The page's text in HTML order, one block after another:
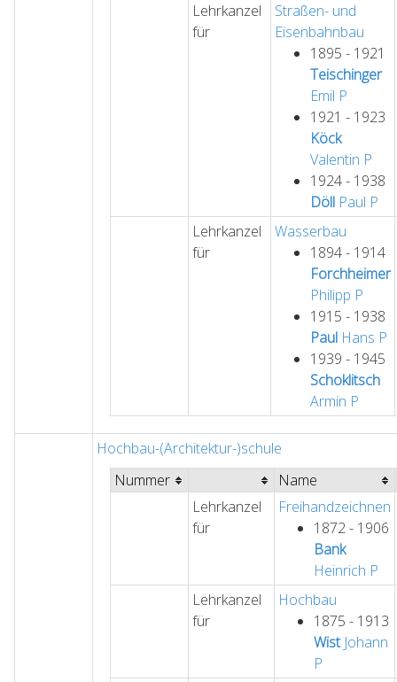
Lehrkanzel
für
Straßen- und
Eisenbahnbau
1895 - 1921
Teischinger
Emil P
1921 - 1923
Köck
Valentin P
1924 - 1938
Döll Paul P
Lehrkanzel
für
Wasserbau
1894 - 1914
Forchheimer
Philipp P
1915 - 1938
Paul Hans P
1939 - 1945
Schoklitsch
Armin P
Hochbau-(Architektur-)schule
Nummer
Name
Lehrkanzel
für
Freihandzeichnen
1872 - 1906
Bank
Heinrich P
Lehrkanzel
für
Hochbau
1875 - 1913
WistJohann
P